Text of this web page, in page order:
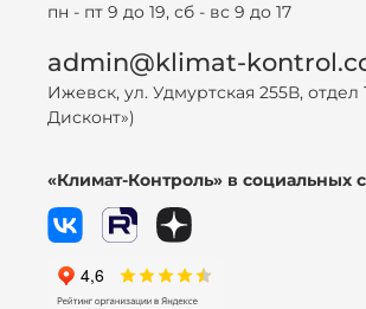
пн - пт 9 до 19, сб - вс 9 до 17
admin@klimat-
Ижевск, ул. Удмуртская 255В,
Дисконт»)
«Климат-Контроль» в социальных